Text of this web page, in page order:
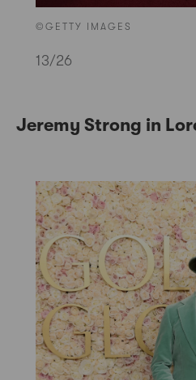
©GETTY IMAGES
13/26
Jeremy Strong in